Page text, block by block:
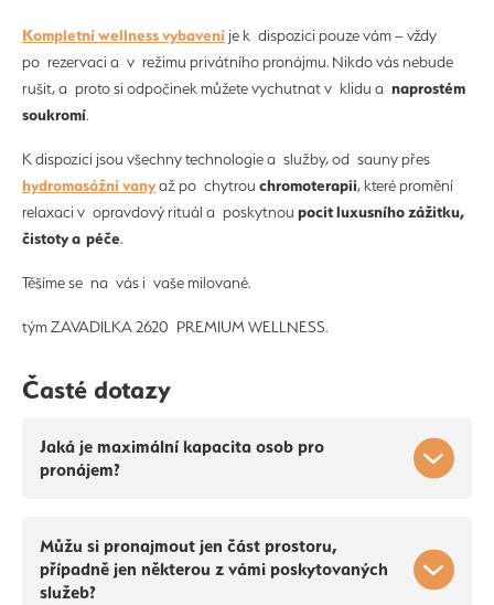
Kompletní wellness vybavení je k dispozici pouze vám – vždy
po rezervaci a v režimu privátního pronájmu. Nikdo vás nebude
rušit, a proto si odpočinek můžete vychutnat v klidu a naprostém
soukromí.
K dispozici jsou všechny technologie a služby, od sauny přes
hydromasážní vanyaž po chytrou chromoterapii, které promění
relaxaci v opravdový rituál a poskytnou pocit luxusního zážitku,
čistoty a péče.
Těšíme se na vás i vaše milované.
tým ZAVADILKA 2620 PREMIUM WELLNESS.
Časté dotazy
Jaká je maximální kapacita osob pro
pronájem?
Můžu si pronajmout jen část prostoru,
případně jen některou z vámi poskytovaných
služeb?